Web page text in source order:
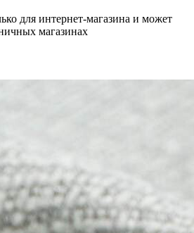
для интернет-магазина и может
магазинах